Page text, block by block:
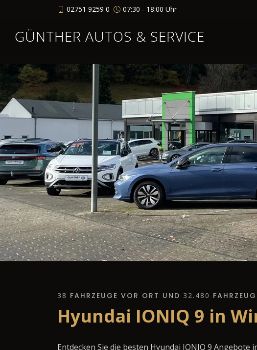
02751 9259 0 07:30 - 18:00 Uhr
GÜNTHER AUTOS & SERVICE
38 FAHRZEUGE VOR ORT UND 32.480
Hyundai IONIQ 9 in
Entdecken Sie die besten Hyundai IONIQ 9